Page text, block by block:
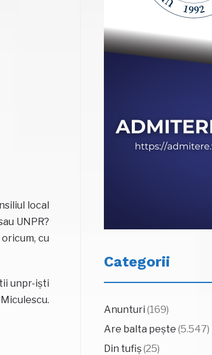
local
UNPR?
cu
unpr-iști
Categorii
Anunturi (169)
Are balta pește (5.547)
Din tufiș(25)